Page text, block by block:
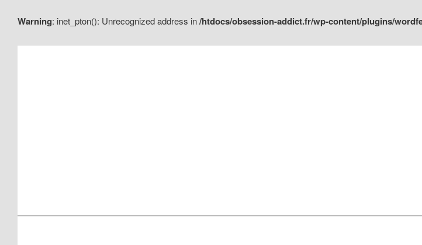
Warning: inet_pton(): Unrecognized address in/htdocs/obsession-addict.fr/wp-content/plugins/
au
au